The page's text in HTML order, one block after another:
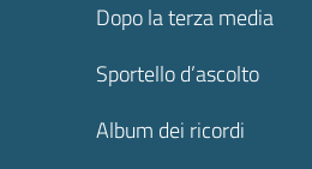
Dopo la terza media
Sportello d’ascolto
Album dei ricordi